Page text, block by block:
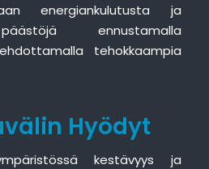
energiankulutusta ja
ennustamalla
tehokkaampia
Hyödyt
kestävyys ja